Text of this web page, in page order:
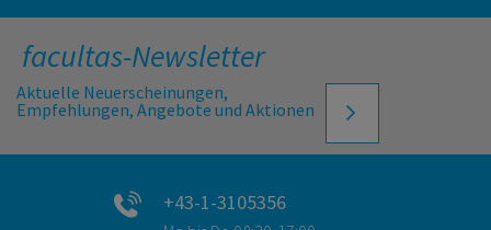
facultas-Newsletter
Aktuelle Neuerscheinungen,
Empfehlungen, Angebote und Aktionen
+43-1-3105356